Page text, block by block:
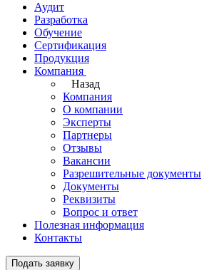
Аудит
Разработка
Обучение
Сертификация
Продукция
Компания
Назад
Компания
О компании
Эксперты
Партнеры
Отзывы
Вакансии
Разрешительные документы
Документы
Реквизиты
Вопрос и ответ
Полезная информация
Контакты
Подать заявку